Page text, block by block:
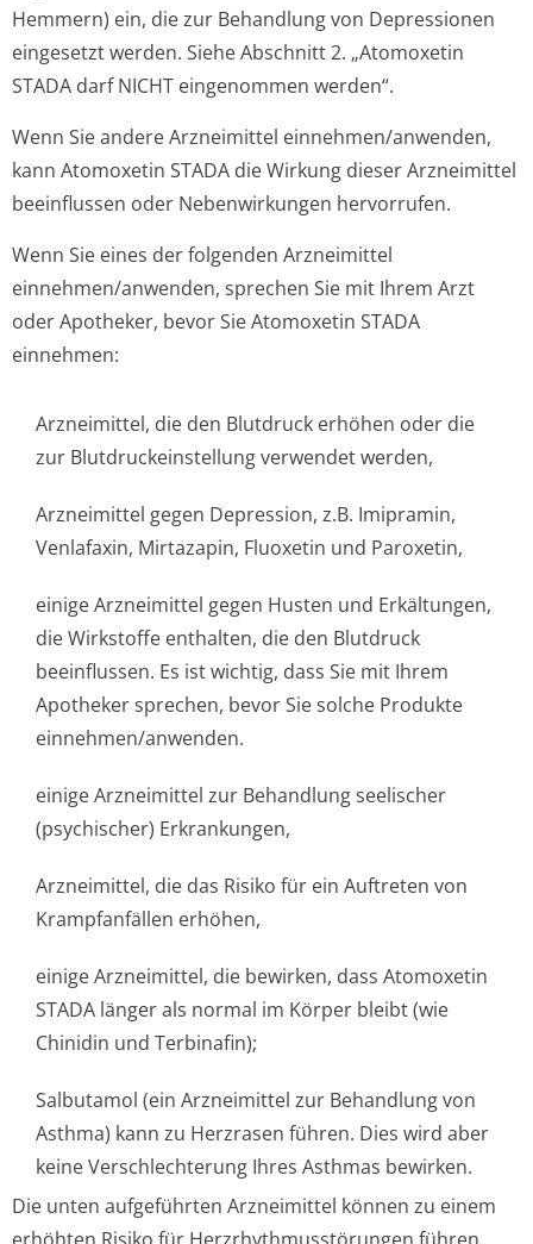
Hemmern) ein, die zur Behandlung von Depressionen
eingesetzt werden. Siehe Abschnitt 2. „Atomoxetin
STADA darf NICHT eingenommen werden“.
Wenn Sie andere Arzneimittel einnehmen/anwenden,
kann Atomoxetin STADA die Wirkung dieser Arzneimittel
beeinflussen oder Nebenwirkungen hervorrufen.
Wenn Sie eines der folgenden Arzneimittel
einnehmen/anwenden, sprechen Sie mit Ihrem Arzt
oder Apotheker, bevor Sie Atomoxetin STADA
einnehmen:
Arzneimittel, die den Blutdruck erhöhen oder die
zur Blutdruckeinste­llung verwendet werden,
Arzneimittel gegen Depression, z.B. Imipramin,
Venlafaxin, Mirtazapin, Fluoxetin und Paroxetin,
einige Arzneimittel gegen Husten und Erkältungen,
die Wirkstoffe enthalten, die den Blutdruck
beeinflussen. Es ist wichtig, dass Sie mit Ihrem
Apotheker sprechen, bevor Sie solche Produkte
einnehmen/anwenden.
einige Arzneimittel zur Behandlung seelischer
(psychischer) Erkrankungen,
Arzneimittel, die das Risiko für ein Auftreten von
Krampfanfällen erhöhen,
einige Arzneimittel, die bewirken, dass Atomoxetin
STADA länger als normal im Körper bleibt (wie
Chinidin und Terbinafin);
Salbutamol (ein Arzneimittel zur Behandlung von
Asthma) kann zu Herzrasen führen. Dies wird aber
keine Verschlechterung Ihres Asthmas bewirken.
Die unten aufgeführten Arzneimittel können zu einem